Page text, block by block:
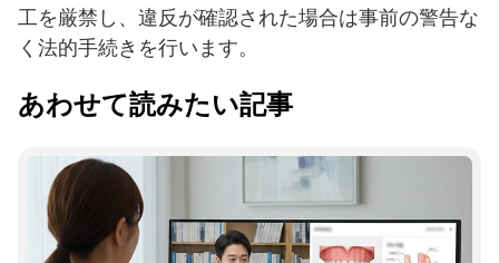
工を厳禁し、違反が確認された場合は事前の警告な
く法的手続きを行います。
あわせて読みたい記事